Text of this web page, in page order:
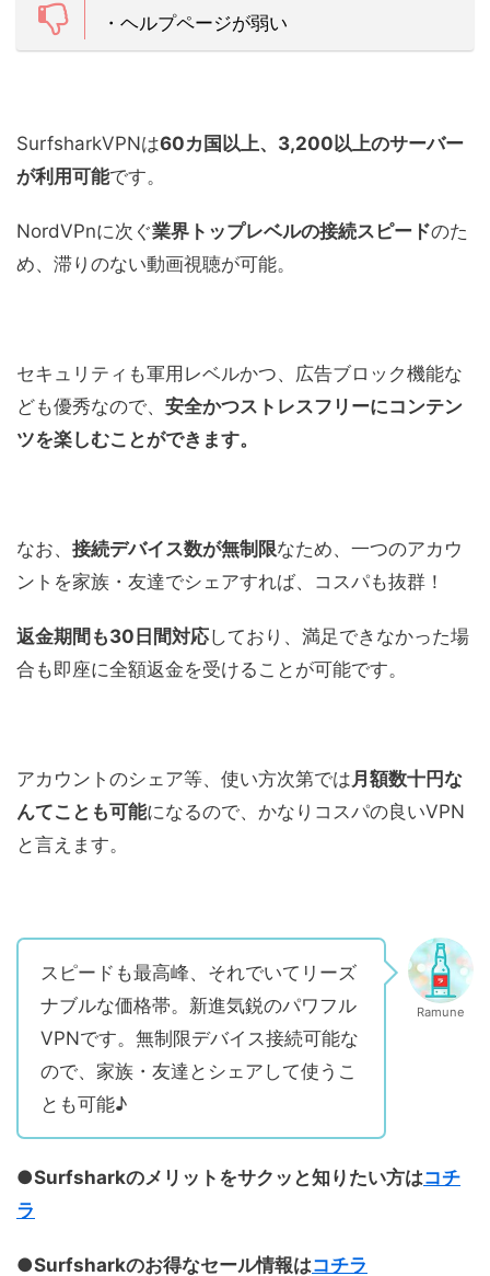
・ヘルプページが弱い
SurfsharkVPNは60カ国以上、3,200以上のサーバー
が利用可能です。
NordVPnに次ぐ業界トップレベルの接続スピードのた
め、滞りのない動画視聴が可能。
セキュリティも軍用レベルかつ、広告ブロック機能な
ども優秀なので、 安全かつストレスフリーにコンテン
ツを楽しむことができます。
なお、 接続デバイス数が無制限なため、一つのアカウ
ントを家族・友達でシェアすれば、コスパも抜群！
返金期間も30日間対応しており、満足できなかった場
合も即座に全額返金を受けることが可能です。
アカウントのシェア等、使い方次第では 月額数十円な
んてことも可能になるので、かなりコスパの良いVPN
と言えます。
スピードも最高峰、それでいてリーズ
ナブルな価格帯。新進気鋭のパワフル
VPNです。無制限デバイス接続可能な
ので、家族・友達とシェアして使うこ
とも可能♪
Ramune
●Surfsharkのメリットをサクッと知りたい方はコチ
ラ
●Surfsharkのお得なセール情報はコチラ